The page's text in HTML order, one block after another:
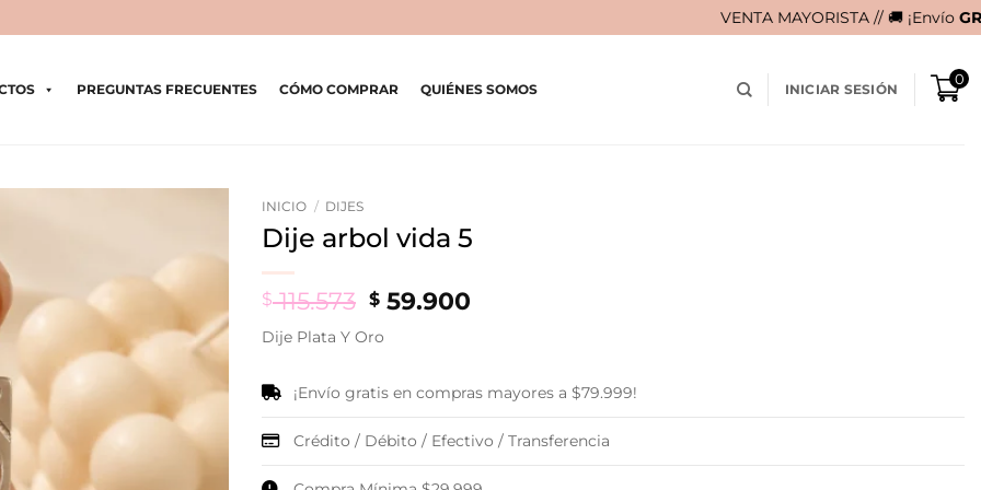
VENTA MAYORISTA // 🚚 ¡EnvíoGRATISen
PREGUNTAS FRECUENTES CÓMO COMPRAR QUIÉNES SOMOS INICIAR SESIÓN
0
INICIO / DIJES
Dije arbol vida 5
$115.573 Original
was:
$ 59.900
Dije Plata Y Oro
¡Envío gratis en compras mayores a $79.999!
Crédito / Débito / Efectivo / Transferencia